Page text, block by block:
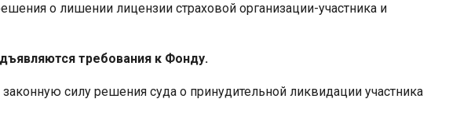
о лишении лицензии страховой организации-участника и
требования к Фонду.
силу решения суда о принудительной ликвидации участника